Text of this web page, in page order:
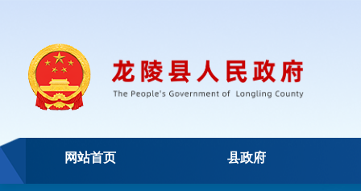
网站首页 县政府